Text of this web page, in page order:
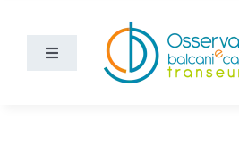
contentToggle
Navigation